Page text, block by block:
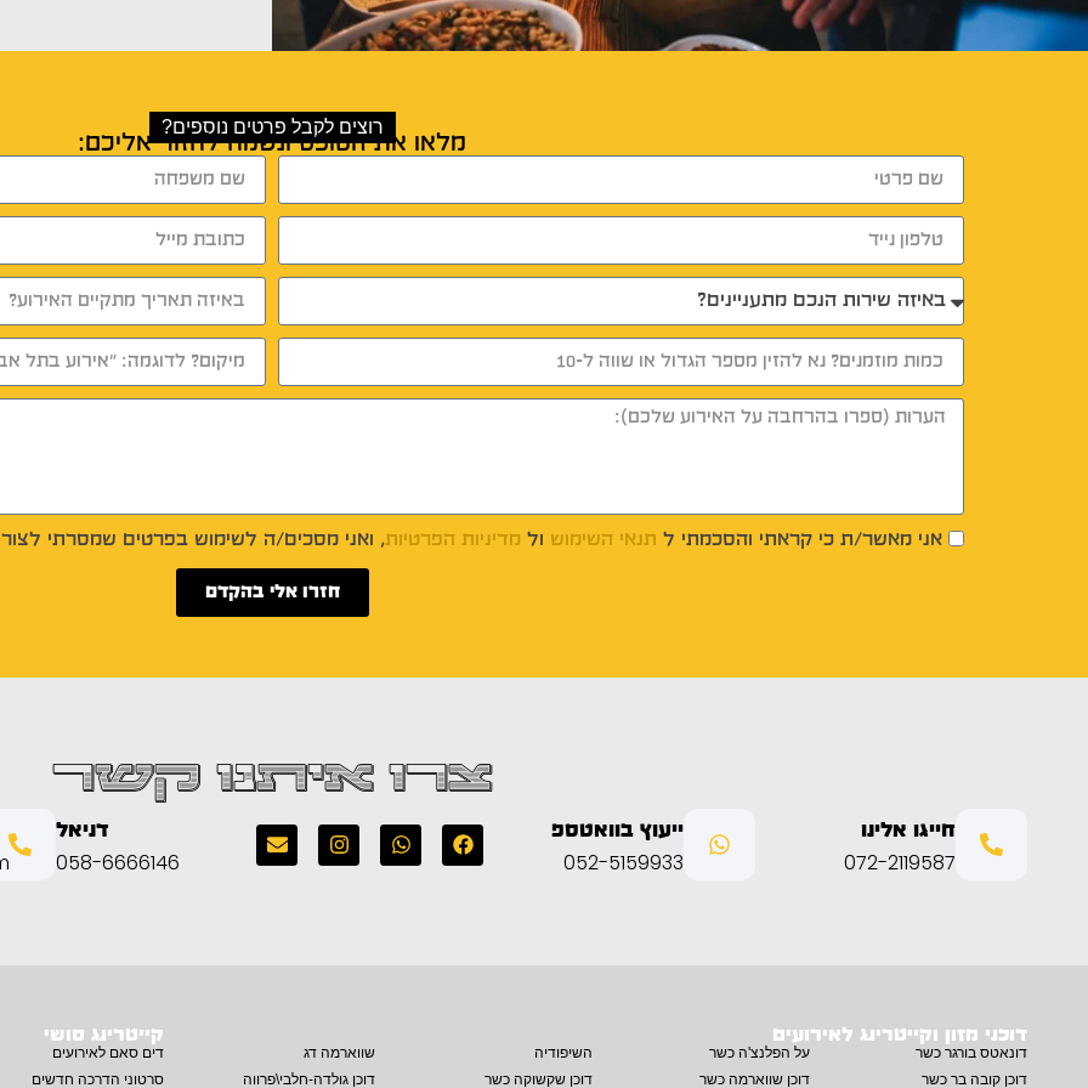
רוצים לקבל פרטים נוספים?
מלאו את הטופס ונשמח לחזור אליכם:
אני מאשר/ת כי קראתי והסכמתי ל תנאי השימוש ול מדיניות הפרטיות, ואני מסכים/ה לשימוש בפרטים שמסרתי
חזרו אלי בהקדם
צרו איתנו קשר
חייגו אלינו
072-2119587
ייעוץ בוואטספ
052-5159933
דניאל
058-6666146
דוכני מזון וקייטרינג לאירועים
דונאטס בורגר כשר על הפלנצ'ה כשר השיפודיה
שווארמה דג
דוכן קובה בר כשר
דוכן שווארמה כשר דוכן שקשוקה כשר דוכן גולדה-חלבי\פרווה
קייטרינג סושי
דים סאם לאירועים
סרטוני הדרכה חדשים